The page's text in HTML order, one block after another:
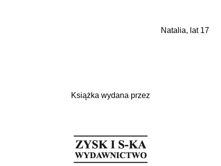
Natalia, lat 17
Książka wydana przez